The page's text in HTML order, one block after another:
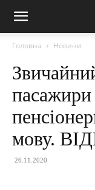
Головна Новини
мову.
26.11.2020